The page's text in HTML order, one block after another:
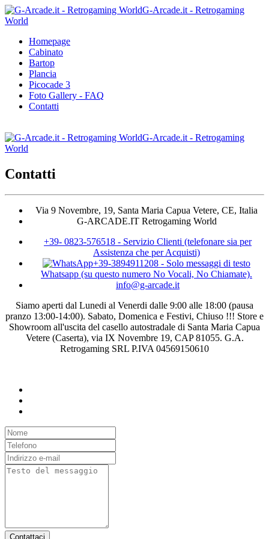
G-Arcade.it - Retrogaming
World
Homepage
Cabinato
Bartop
Plancia
Picocade 3
Foto Gallery - FAQ
Contatti
G-Arcade.it - Retrogaming
World
Contatti
Via 9 Novembre, 19, Santa Maria Capua Vetere, CE, Italia
G-ARCADE.IT Retrogaming World
+39- 0823-576518 - Servizio Clienti (telefonare sia per
Assistenza che per Acquisti)
+39-3894911208 - Solo messaggi di testo
Whatsapp (su questo numero No Vocali, No Chiamate).
info@g-arcade.it
Siamo aperti dal Lunedi al Venerdi dalle 9:00 alle 18:00 (pausa
pranzo 13:00-14:00). Sabato, Domenica e Festivi, Chiuso !!! Store e
Showroom all'uscita del casello autostradale di Santa Maria Capua
Vetere (Caserta), via IX Novembre 19, CAP 81055. G.A.
Retrogaming SRL P.IVA 04569150610
Contattaci